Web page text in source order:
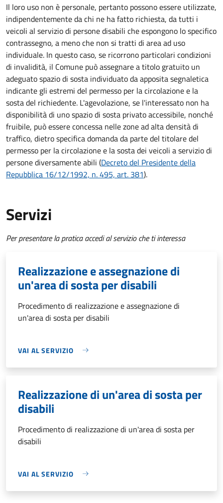
Il loro uso non è personale, pertanto possono essere utilizzate,
indipendentemente da chi ne ha fatto richiesta, da tutti i
veicoli al servizio di persone disabili che espongono lo specifico
contrassegno, a meno che non si tratti di area ad uso
individuale. In questo caso, se ricorrono particolari condizioni
di invalidità, il Comune può assegnare a titolo gratuito un
adeguato spazio di sosta individuato da apposita segnaletica
indicante gli estremi del permesso per la circolazione e la
sosta del richiedente. L'agevolazione, se l'interessato non ha
disponibilità di uno spazio di sosta privato accessibile, nonché
fruibile, può essere concessa nelle zone ad alta densità di
traffico, dietro specifica domanda da parte del titolare del
permesso per la circolazione e la sosta dei veicoli a servizio di
persone diversamente abili (Decreto del Presidente della
Repubblica 16/12/1992, n. 495, art. 381).
Servizi
Per presentare la pratica accedi al servizio che ti interessa
Realizzazione e assegnazione di
un'area di sosta per disabili
Procedimento di realizzazione e assegnazione di
un'area di sosta per disabili
VAI AL SERVIZIO
Realizzazione di un'area di sosta per
disabili
Procedimento di realizzazione di un'area di sosta per
disabili
VAI AL SERVIZIO